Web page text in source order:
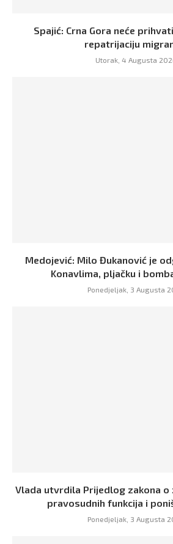
Spajić: Crna Gora neće
repatrijaciju
Utorak, 4 Augusta
Medojević: Milo Đukanović je
Konavlima, pljačku i
Ponedjeljak, 3 Augusta
Vlada utvrdila Prijedlog zakona o
pravosudnih funkcija i
Ponedjeljak, 3 Augusta